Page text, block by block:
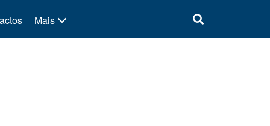
Mais